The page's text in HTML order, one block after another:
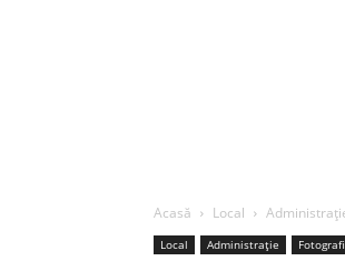
Acasă Local
Local Administrație